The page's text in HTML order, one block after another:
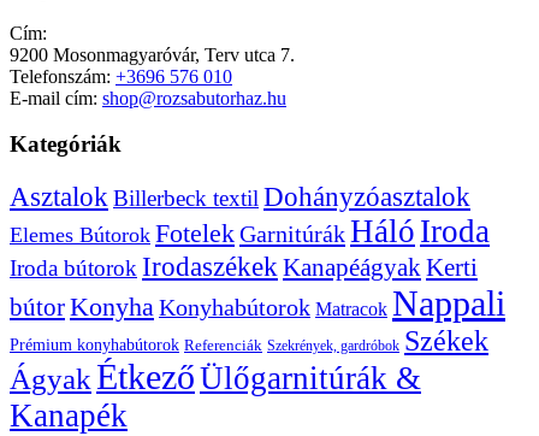
Cím:
9200 Mosonmagyaróvár, Terv utca 7.
Telefonszám: +3696 576 010
E-mail cím: shop@rozsabutorhaz.hu
Kategóriák
AsztalokBillerbeck textil Dohányzóasztalok
Elemes Bútorok FotelekGarnitúrákHáló Iroda
Iroda bútorok Irodaszékek KanapéágyakKerti
bútorKonyhaKonyhabútorok Matracok Nappali
Prémium konyhabútorok Referenciák Szekrények, gardróbok Székek
ÁgyakÉtkezőÜlőgarnitúrák &
Kanapék